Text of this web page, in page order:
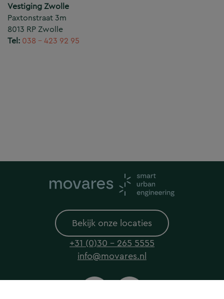
Vestiging Zwolle
Paxtonstraat 3m
8013 RP Zwolle
Tel: 038 – 423 92 95
Bekijk onze locaties
+31 (0)30 - 265 5555
info@movares.nl